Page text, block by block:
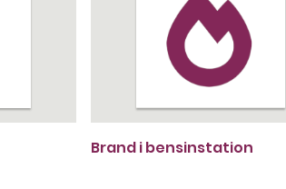
Brand i bensinstation